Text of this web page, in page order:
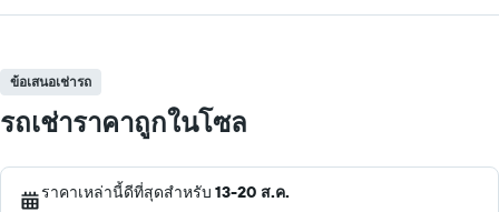
ข้อเสนอเช่ารถ
รถเช่าราคาถูกในโซล
ราคาเหล่านี้ดีที่สุดสำหรับ 13-20 ส.ค.